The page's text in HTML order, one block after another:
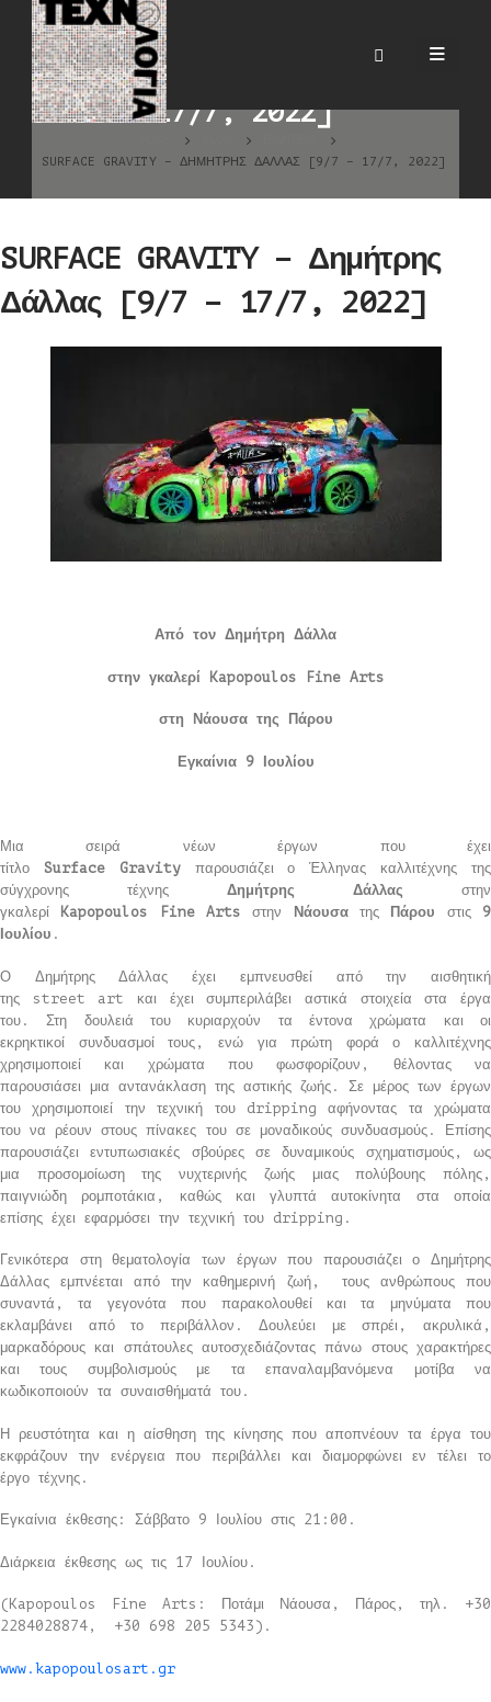
SURFACE GRAVITY –
Δημήτρης Δάλλας [9/7 –
17/7, 2022]
SURFACE GRAVITY – ΔΗΜΉΤΡΗΣ ΔΆΛΛΑΣ [9/7 – 17/7, 2022]
SURFACE GRAVITY – Δημήτρης
Δάλλας [9/7 – 17/7, 2022]
Από τον Δημήτρη Δάλλα
στην γκαλερί Kapopoulos Fine Arts
στη Νάουσα της Πάρου
Εγκαίνια 9 Ιουλίου
Μια σειρά νέων έργων που έχει
τίτλο Surface Gravity παρουσιάζει ο
Έλληνας καλλιτέχνης της
σύγχρονης τέχνης Δημήτρης Δάλλας στην
γκαλερί
Kapopoulos Fine Arts στην Νάουσατης Πάρου στις 9
Ιουλίου .
Ο Δημήτρης Δάλλας έχει εμπνευσθεί από την αισθητική
της street art
και έχει συμπεριλάβει αστικά στοιχεία στα έργα
του. Στη δουλειά του κυριαρχούν τα έντονα χρώματα και οι
εκρηκτικοί συνδυασμοί τους, ενώ για πρώτη φορά ο καλλιτέχνης
χρησιμοποιεί και χρώματα που φωσφορίζουν, θέλοντας να
παρουσιάσει μια αντανάκλαση της αστικής ζωής. Σε μέρος των έργων
του χρησιμοποιεί την τεχνική του dripping
αφήνοντας τα χρώματα
του να ρέουν στους πίνακες του σε μοναδικούς συνδυασμούς. Επίσης
παρουσιάζει εντυπωσιακές σβούρες σε δυναμικούς σχηματισμούς, ως
μια προσομοίωση της νυχτερινής ζωής μιας πολύβουης πόλης,
παιγνιώδη ρομποτάκια, καθώς και γλυπτά αυτοκίνητα στα οποία
επίσης έχει εφαρμόσει την τεχνική του dripping .
Γενικότερα στη θεματολογία των έργων που παρουσιάζει ο Δημήτρης
Δάλλας εμπνέεται από την καθημερινή ζωή, τους ανθρώπους που
συναντά, τα γεγονότα που παρακολουθεί και τα μηνύματα που
εκλαμβάνει από το περιβάλλον. Δουλεύει με σπρέι, ακρυλικά,
μαρκαδόρους και σπάτουλες αυτοσχεδιάζοντας πάνω στους χαρακτήρες
και τους συμβολισμούς με τα επαναλαμβανόμενα μοτίβα να
κωδικοποιούν τα συναισθήματά του.
Η ρευστότητα και η αίσθηση της κίνησης που αποπνέουν τα έργα του
εκφράζουν την ενέργεια που περιβάλλει και διαμορφώνει εν τέλει το
έργο τέχνης.
Εγκαίνια έκθεσης: Σάββατο 9 Ιουλίου στις 21:00.
Διάρκεια έκθεσης ως τις 17 Ιουλίου.
( Kapopoulos Fine Arts : Ποτάμι Νάουσα, Πάρος, τηλ. +30
2284028874, +30 698 205 5343).
www . kapopoulosart . gr